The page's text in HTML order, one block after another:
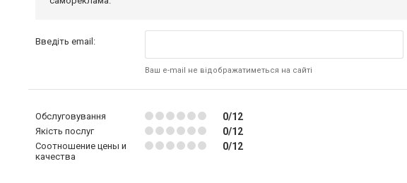
Введіть email:
Ваш e-mail не відображатиметься на сайті
Обслуговування 0/12
Якість послуг 0/12
Соотношение цены и
качества
0/12